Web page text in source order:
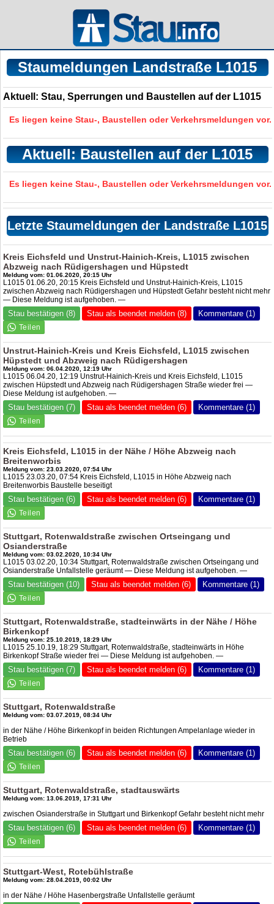
Staumeldungen Landstraße L1015
Aktuell: Stau, Sperrungen und Baustellen auf der L1015
Es liegen keine Stau-, Baustellen oder Verkehrsmeldungen vor.
Aktuell: Baustellen auf der L1015
Es liegen keine Stau-, Baustellen oder Verkehrsmeldungen vor.
Letzte Staumeldungen der Landstraße L1015
Kreis Eichsfeld und Unstrut-Hainich-Kreis, L1015 zwischen
Abzweig nach Rüdigershagen und Hüpstedt
Meldung vom: 01.06.2020, 20:15 Uhr
L1015 01.06.20, 20:15 Kreis Eichsfeld und Unstrut-Hainich-Kreis, L1015
zwischen Abzweig nach Rüdigershagen und Hüpstedt Gefahr besteht nicht mehr
— Diese Meldung ist aufgehoben. —
Stau bestätigen (8) Stau als beendet melden (8) Kommentare (1)
Unstrut-Hainich-Kreis und Kreis Eichsfeld, L1015 zwischen
Hüpstedt und Abzweig nach Rüdigershagen
Meldung vom: 06.04.2020, 12:19 Uhr
L1015 06.04.20, 12:19 Unstrut-Hainich-Kreis und Kreis Eichsfeld, L1015
zwischen Hüpstedt und Abzweig nach Rüdigershagen Straße wieder frei —
Diese Meldung ist aufgehoben. —
Stau bestätigen (7) Stau als beendet melden (6) Kommentare (1)
Kreis Eichsfeld, L1015 in der Nähe / Höhe Abzweig nach
Breitenworbis
Meldung vom: 23.03.2020, 07:54 Uhr
L1015 23.03.20, 07:54 Kreis Eichsfeld, L1015 in Höhe Abzweig nach
Breitenworbis Baustelle beseitigt
Stau bestätigen (6) Stau als beendet melden (6) Kommentare (1)
Stuttgart, Rotenwaldstraße zwischen Ortseingang und
Osianderstraße
Meldung vom: 03.02.2020, 10:34 Uhr
L1015 03.02.20, 10:34 Stuttgart, Rotenwaldstraße zwischen Ortseingang und
Osianderstraße Unfallstelle geräumt — Diese Meldung ist aufgehoben. —
Stau bestätigen (10) Stau als beendet melden (6) Kommentare (1)
Stuttgart, Rotenwaldstraße, stadteinwärts in der Nähe / Höhe
Birkenkopf
Meldung vom: 25.10.2019, 18:29 Uhr
L1015 25.10.19, 18:29 Stuttgart, Rotenwaldstraße, stadteinwärts in Höhe
Birkenkopf Straße wieder frei — Diese Meldung ist aufgehoben. —
Stau bestätigen (7) Stau als beendet melden (6) Kommentare (1)
Stuttgart, Rotenwaldstraße
Meldung vom: 03.07.2019, 08:34 Uhr
in der Nähe / Höhe Birkenkopf in beiden Richtungen Ampelanlage wieder in
Betrieb
Stau bestätigen (6) Stau als beendet melden (6) Kommentare (1)
Stuttgart, Rotenwaldstraße, stadtauswärts
Meldung vom: 13.06.2019, 17:31 Uhr
zwischen Osianderstraße in Stuttgart und Birkenkopf Gefahr besteht nicht mehr
Stau bestätigen (6) Stau als beendet melden (6) Kommentare (1)
Stuttgart-West, Rotebühlstraße
Meldung vom: 28.04.2019, 00:02 Uhr
in der Nähe / Höhe Hasenbergstraße Unfallstelle geräumt